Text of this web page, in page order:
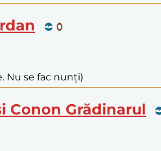
Nu se fac nunți)
Conon Grădinarul